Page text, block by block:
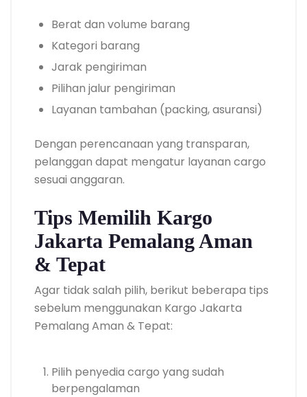
Berat dan volume barang
Kategori barang
Jarak pengiriman
Pilihan jalur pengiriman
Layanan tambahan (packing, asuransi)
Dengan perencanaan yang transparan,
pelanggan dapat mengatur layanan cargo
sesuai anggaran.
Tips Memilih Kargo
Jakarta Pemalang Aman
& Tepat
Agar tidak salah pilih, berikut beberapa tips
sebelum menggunakan Kargo Jakarta
Pemalang Aman & Tepat:
Pilih penyedia cargo yang sudah
berpengalaman